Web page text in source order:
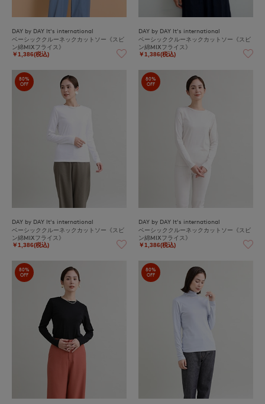
DAY by DAY It's international
ベーシッククルーネックカットソー《スビ
ン綿MIXフライス》
￥1,386(税込)
DAY by DAY It's international
ベーシッククルーネックカットソー《スビ
ン綿MIXフライス》
￥1,386(税込)
80%
OFF
DAY by DAY It's international
ベーシッククルーネックカットソー《スビ
ン綿MIXフライス》
￥1,386(税込)
80%
OFF
DAY by DAY It's international
ベーシッククルーネックカットソー《スビ
ン綿MIXフライス》
￥1,386(税込)
80%
OFF
80%
OFF